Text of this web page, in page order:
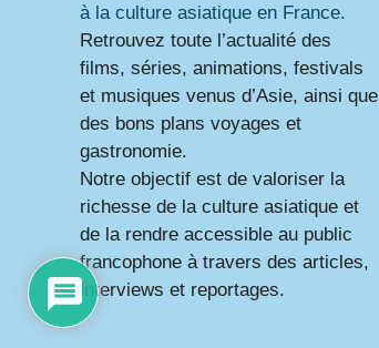
à la culture asiatique en France.
Retrouvez toute l’actualité des
films, séries, animations, festivals
et musiques venus d’Asie, ainsi que
des bons plans voyages et
gastronomie.
Notre objectif est de valoriser la
richesse de la culture asiatique et
de la rendre accessible au public
francophone à travers des articles,
interviews et reportages.